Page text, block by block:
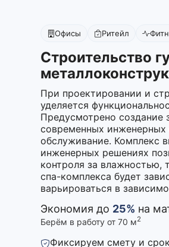
Офисы Ритейл
Строительство
При проектировании и
уделяется
Предусмотрено создание
современных инженерных
обслуживание. Комплекс
инженерных решениях
контроля за влажностью,
спа-комплекса будет
варьироваться в
Экономия до 25% на
Берём в работу от 70 м2
Фиксируем смету и